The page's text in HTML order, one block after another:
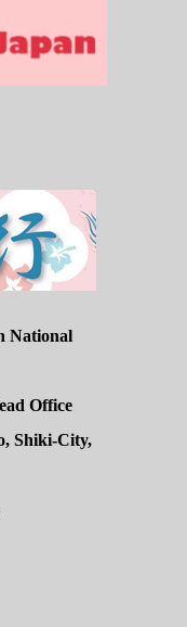
National
Office
Shiki-City,